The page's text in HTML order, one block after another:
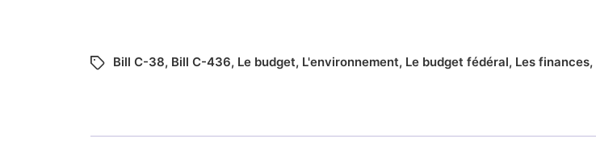
Bill C-38, Bill C-436, Le budget, L'environnement, Le budget fédéral, Les finances,